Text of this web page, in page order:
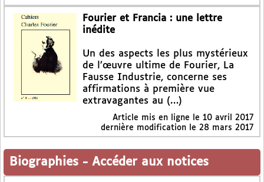
Fourier et Francia : une lettre
inédite
Un des aspects les plus mystérieux
de l’œuvre ultime de Fourier, La
Fausse Industrie, concerne ses
affirmations à première vue
extravagantes au (…)
Article mis en ligne le 10 avril 2017
dernière modification le 28 mars 2017
Biographies - Accéder aux notices